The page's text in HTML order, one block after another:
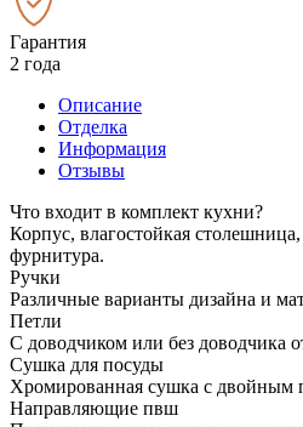
Гарантия
2 года
Описание
Отделка
Информация
Отзывы
Что входит в комплект кухни?
Корпус, влагостойкая
фурнитура.
Ручки
Различные варианты дизайна и
Петли
С доводчиком или без доводчика
Сушка для посуды
Хромированная сушка с двойным
Направляющие пвш